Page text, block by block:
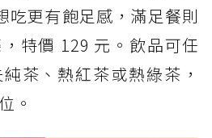
吃更有飽足感，滿足餐則
特價 129 元。飲品可任
茶、熱紅茶或熱綠茶，
。